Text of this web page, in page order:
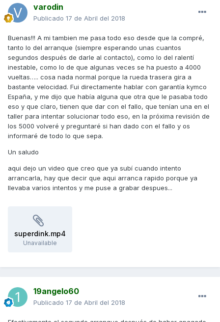
varodin
Publicado 17 de Abril del 2018
Buenas!!! A mi tambien me pasa todo eso desde que la compré,
tanto lo del arranque (siempre esperando unas cuantos
segundos después de darle al contacto), como lo del ralentí
inestable, como lo de que algunas veces se ha puesto a 4000
vueltas….. cosa nada normal porque la rueda trasera gira a
bastante velocidad. Fui directamente hablar con garantía kymco
España, y me dijo que había alguna que otra que le pasaba todo
eso y que claro, tienen que dar con el fallo, que tenían una en el
taller para intentar solucionar todo eso, en la próxima revisión de
los 5000 volveré y preguntaré si han dado con el fallo y os
informaré de todo lo que sepa.
Un saludo
aqui dejo un video que creo que ya subí cuando intento
arrancarla, hay que decir que aqui arranca rapido porque ya
llevaba varios intentos y me puse a grabar despues...
superdink.mp4
Unavailable
19angelo60
Publicado 17 de Abril del 2018